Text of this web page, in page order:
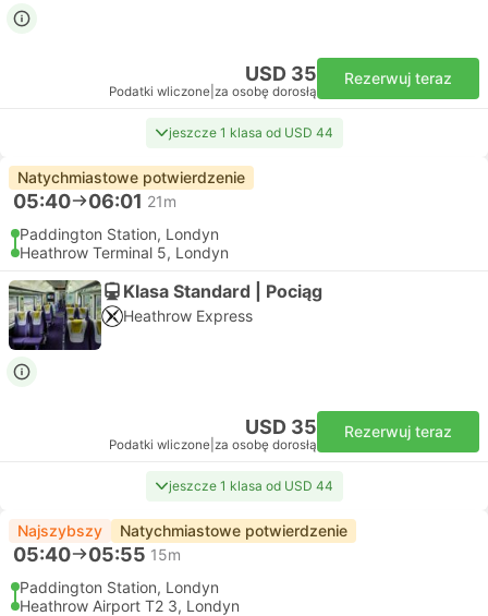
USD 35
Podatki wliczone za osobę dorosłą
Rezerwuj teraz
jeszcze 1 klasa od USD 44
Natychmiastowe potwierdzenie
05:40 06:01 21m
Paddington Station, Londyn
Heathrow Terminal 5, Londyn
Klasa Standard | Pociąg
Heathrow Express
USD 35
Podatki wliczone za osobę dorosłą
Rezerwuj teraz
jeszcze 1 klasa od USD 44
Najszybszy Natychmiastowe potwierdzenie
05:40 05:55 15m
Paddington Station, Londyn
Heathrow Airport T2 3, Londyn